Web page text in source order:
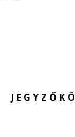
J E G Y Z Ő K